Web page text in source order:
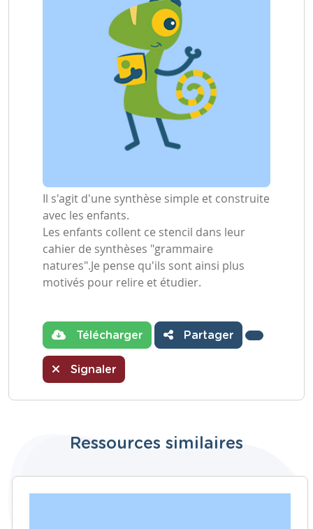
Il s'agit d'une synthèse simple et construite
avec les enfants.
Les enfants collent ce stencil dans leur
cahier de synthèses "grammaire
natures".Je pense qu'ils sont ainsi plus
motivés pour relire et étudier.
Télécharger Partager
Signaler
Ressources similaires